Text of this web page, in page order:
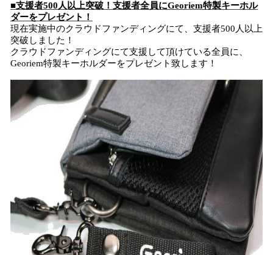
■支援者500人以上突破！支援者全員にGeoriem特製キーホル
ダーをプレゼント！
現在実施中のクラウドファンディングにて、支援者500人以上
突破しました！
クラウドファンディングにて支援して頂けている全員に、
Georiem特製キーホルダーをプレゼント致します！